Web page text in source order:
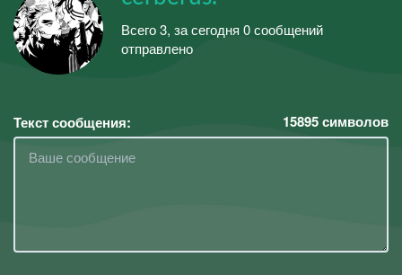
Всего 3, за сегодня 0 сообщений
отправлено
Текст сообщения: 15895символов